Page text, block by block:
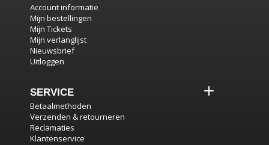
Account informatie
Mijn bestellingen
Mijn Tickets
Mijn verlanglijst
Nieuwsbrief
Uitloggen
SERVICE
Betaalmethoden
Verzenden & retourneren
Reclamaties
Klantenservice